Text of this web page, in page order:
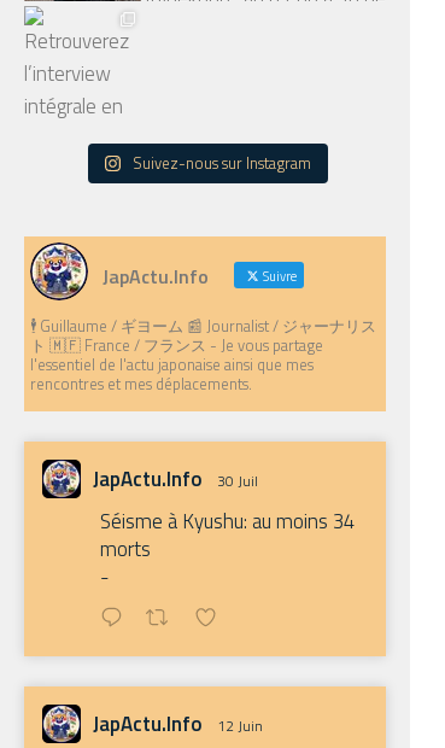
Suivez-nous sur Instagram
JapActu.Info Suivre
🕴️ Guillaume / ギヨーム 📰 Journalist / ジャーナリス
ト 🇲🇫 France / フランス - Je vous partage
l'essentiel de l'actu japonaise ainsi que mes
rencontres et mes déplacements.
JapActu.Info 30 Juil
Séisme à Kyushu: au moins 34
morts
-
JapActu.Info 12 Juin